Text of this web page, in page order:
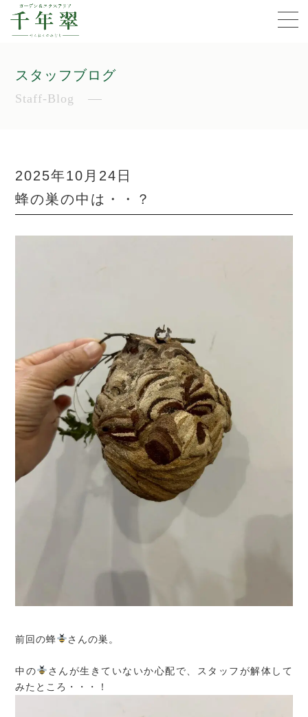
スタッフブログ
Staff-Blog
2025年10月24日
蜂の巣の中は・・？
前回の蜂 さんの巣。
中の
さんが生きていないか心配で、スタッフが解体して
みたところ・・・！